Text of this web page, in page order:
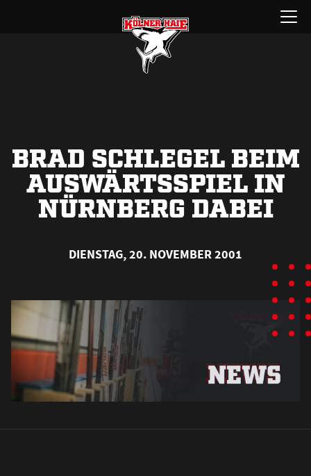
Menü
öffnen
BRAD SCHLEGEL BEIM
AUSWÄRTSSPIEL IN
NÜRNBERG DABEI
DIENSTAG, 20. NOVEMBER 2001